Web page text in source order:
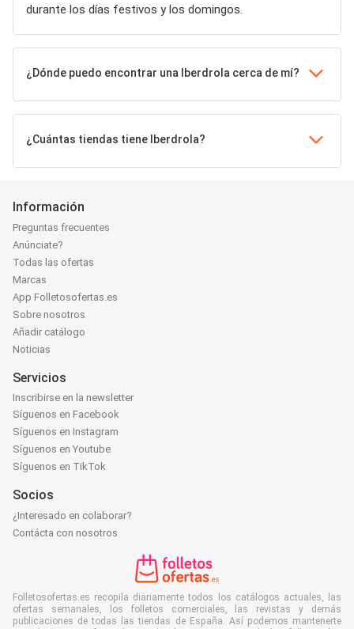
durante los días festivos y los domingos.
¿Dónde puedo encontrar una Iberdrola cerca de mí?
¿Cuántas tiendas tiene Iberdrola?
Información
Preguntas frecuentes
Anúnciate?
Todas las ofertas
Marcas
App Folletosofertas.es
Sobre nosotros
Añadir catálogo
Noticias
Servicios
Inscribirse en la newsletter
Síguenos en Facebook
Síguenos en Instagram
Síguenos en Youtube
Síguenos en TikTok
Socios
¿Interesado en colaborar?
Contácta con nosotros
Folletosofertas.es recopila diariamente todos los catálogos actuales, las
ofertas semanales, los folletos comerciales, las revistas y demás
publicaciones de todas las tiendas de España. Así podemos mantenerte